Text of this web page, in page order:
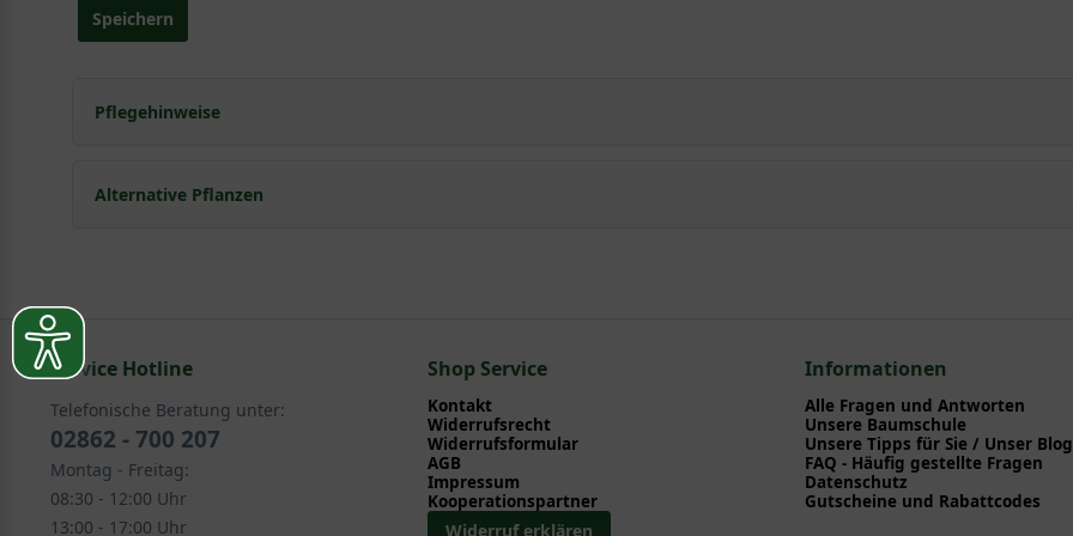
Speichern
Pflegehinweise
Pflanz- und Pflegetipps Clematis viticella 'Etoile Violette' / Waldrebe 'Etoile Violette'
Alternative Pflanzen
Kletterpflanzen > Waldrebe - Clematis > Wildarten > It. Waldrebe - Clematis viticella
Service Hotline
Telefonische Beratung unter:
02862 - 700 207
Montag - Freitag:
08:30 - 12:00 Uhr
13:00 - 17:00 Uhr
Shop Service
Kontakt
Widerrufsrecht
Widerrufsformular
AGB
Impressum
Kooperationspartner
Widerruf erklären
Informationen
Alle Fragen und Antworten
Unsere Baumschule
Unsere Tipps für Sie / Unser Blog
FAQ - Häufig gestellte Fragen
Datenschutz
Gutscheine und Rabattcodes